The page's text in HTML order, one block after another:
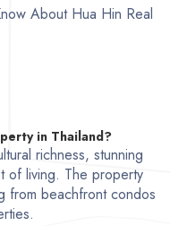
About Hua Hin Real
in Thailand?
richness, stunning
of living. The property
from beachfront condos